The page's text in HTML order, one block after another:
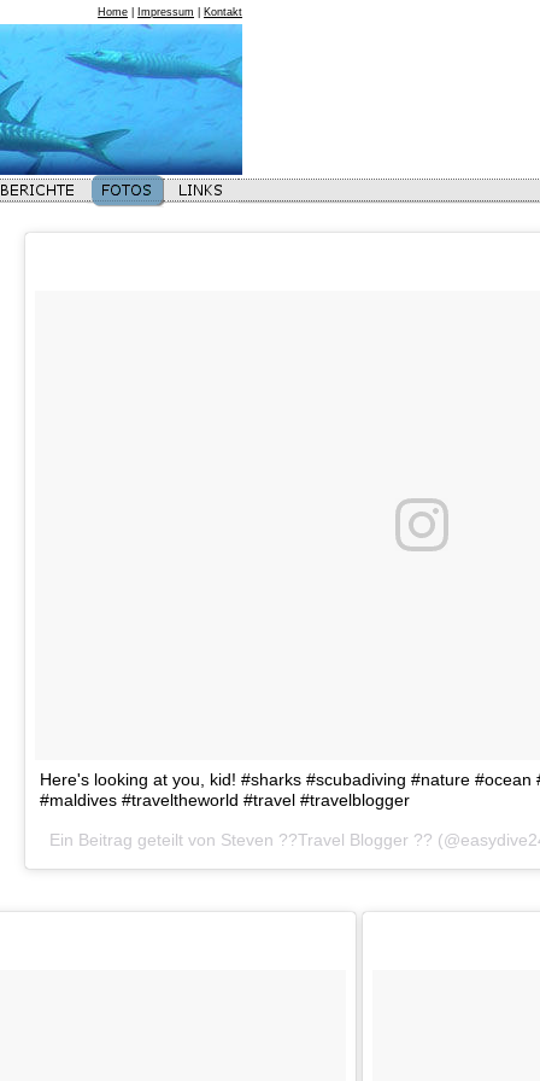
Home Impressum Kontakt
Here's looking at you, kid! #sharks #scubadiving #nature
#maldives #traveltheworld #travel #travelblogger
Ein Beitrag geteilt von Steven ??Travel Blogger ??